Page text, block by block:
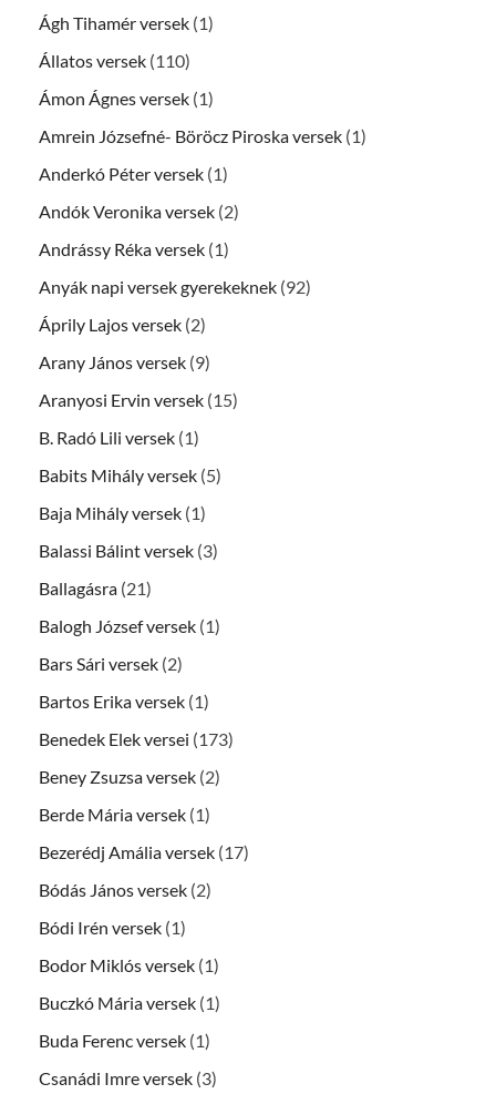
Ágh Tihamér versek (1)
Állatos versek (110)
Ámon Ágnes versek (1)
Amrein Józsefné- Böröcz Piroska versek (1)
Anderkó Péter versek (1)
Andók Veronika versek (2)
Andrássy Réka versek (1)
Anyák napi versek gyerekeknek (92)
Áprily Lajos versek (2)
Arany János versek (9)
Aranyosi Ervin versek (15)
B. Radó Lili versek (1)
Babits Mihály versek (5)
Baja Mihály versek (1)
Balassi Bálint versek (3)
Ballagásra (21)
Balogh József versek (1)
Bars Sári versek (2)
Bartos Erika versek (1)
Benedek Elek versei (173)
Beney Zsuzsa versek (2)
Berde Mária versek (1)
Bezerédj Amália versek (17)
Bódás János versek (2)
Bódi Irén versek (1)
Bodor Miklós versek (1)
Buczkó Mária versek (1)
Buda Ferenc versek (1)
Csanádi Imre versek (3)